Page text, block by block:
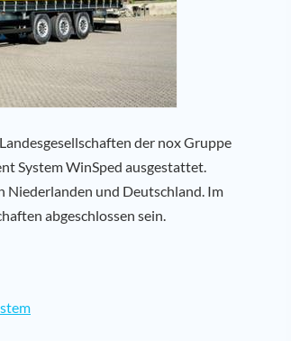
der nox Gruppe
System WinSped ausgestattet.
Niederlanden und Deutschland. Im
abgeschlossen sein.